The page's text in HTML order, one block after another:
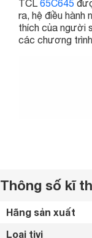
TCL 65C645
ra, hệ điều hành
thích của người
các chương
Thông số kĩ
Hãng sản xuất
Loại tivi